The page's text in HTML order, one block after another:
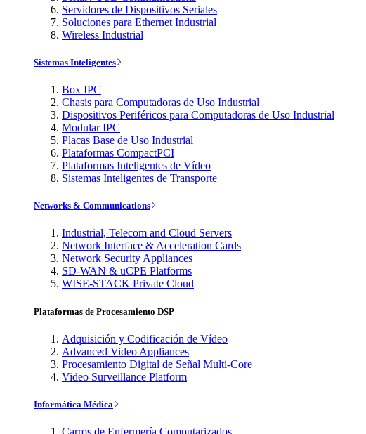
Servidores de Dispositivos Seriales
Soluciones para Ethernet Industrial
Wireless Industrial
Sistemas Inteligentes
Box IPC
Chasis para Computadoras de Uso Industrial
Dispositivos Periféricos para Computadoras de Uso Industrial
Modular IPC
Placas Base de Uso Industrial
Plataformas CompactPCI
Plataformas Inteligentes de Vídeo
Sistemas Inteligentes de Transporte
Networks & Communications
Industrial, Telecom and Cloud Servers
Network Interface & Acceleration Cards
Network Security Appliances
SD-WAN & uCPE Platforms
WISE-STACK Private Cloud
Plataformas de Procesamiento DSP
Adquisición y Codificación de Vídeo
Advanced Video Appliances
Procesamiento Digital de Señal Multi-Core
Video Surveillance Platform
Informática Médica
Carros de Enfermería Computarizados